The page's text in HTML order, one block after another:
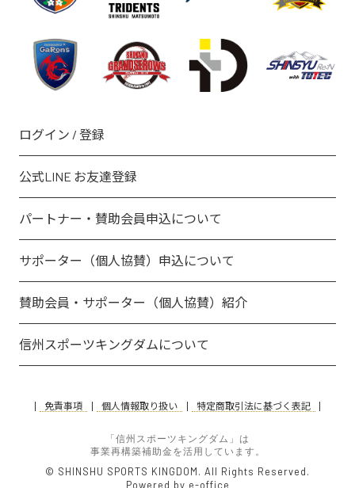
ログイン / 登録
公式LINE お友達登録
パートナー・賛助会員申込について
サポーター（個人協賛）申込について
賛助会員・サポーター（個人協賛）紹介
信州スポーツキングダムについて
免責事項 個人情報取り扱い 特定商取引法に基づく表記
「信州スポーツキングダム」は
事業再構築補助金を活用しています。
© SHINSHU SPORTS KINGDOM. All Rights Reserved.
Powered by e-office